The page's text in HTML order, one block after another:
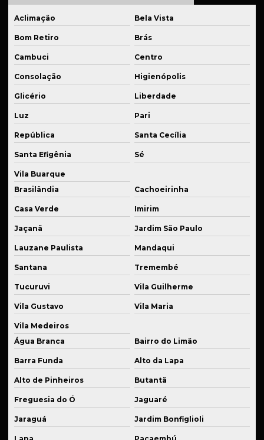
Fabricação de peças mecânicas
Fabricação de peças sob medida
Fabricação de peças de reposição
Fabricação de peças seriadas
Fabricação de sistema de suspensão veicular
Fabricante de flanges usinadas
Fabricante de peças em cnc
Fabricante de peças para indústria de embalagens
Fabricante de peças mecânicas
Fabricante de peças para setor alimentício
Fabricante de sistema de suspensão
Fabricante de sistemas de suspensão especiais
Fabricante de suspensão a ar
Fornecedor de componentes para suspensão esportiva
Fornecedor de eixos usinados
Fornecedor de kits para suspensão
Fornecedor de molas para suspensão esportiva
Fornecedor de peças industriais plásticas
Fornecedor de peças em latão industrial
Fornecedor de peças de reposição industrial
Aclimação Bela Vista
Bom Retiro Brás
Cambuci Centro
Consolação Higienópolis
Glicério Liberdade
Luz Pari
República Santa Cecília
Santa Efigênia Sé
Vila Buarque
Brasilândia
Cachoeirinha
Casa Verde Imirim
Jaçanã Jardim São Paulo
Lauzane Paulista Mandaqui
Santana Tremembé
Tucuruvi Vila Guilherme
Vila Gustavo Vila Maria
Vila Medeiros
Água Branca
Bairro do Limão
Barra Funda Alto da Lapa
Alto de Pinheiros Butantã
Freguesia do Ó Jaguaré
Jaraguá Jardim Bonfiglioli